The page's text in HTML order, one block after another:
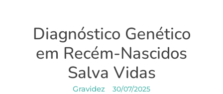
Diagnóstico Genético
em Recém-Nascidos
Salva Vidas
Gravidez 30/07/2025